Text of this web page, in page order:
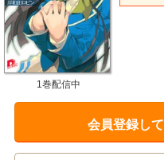
1巻配信中
会員登録して